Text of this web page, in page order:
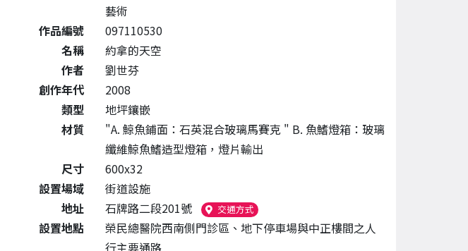
藝術
作品編號
097110530
名稱
約拿的天空
作者
劉世芬
創作年代
2008
類型
地坪鑲嵌
材質
"A. 鯨魚鋪面：石英混合玻璃馬賽克 " B. 魚鰭燈箱：玻璃
纖維鯨魚鰭造型燈箱，燈片輸出
尺寸
600x32
設置場域
街道設施
地址
石牌路二段201號 交通方式（另開新視窗）
設置地點
榮民總醫院西南側門診區、地下停車場與中正樓間之人
行主要通路